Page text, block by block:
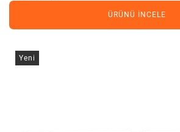
ÜRÜNÜ İNCELE
Yeni